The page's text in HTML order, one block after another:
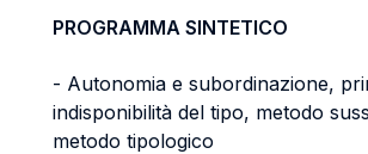
PROGRAMMA SINTETICO
- Autonomia e subordinazione,
indisponibilità del tipo, metodo
metodo tipologico